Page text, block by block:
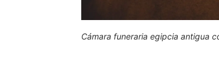
Cámara funeraria egipcia antigua